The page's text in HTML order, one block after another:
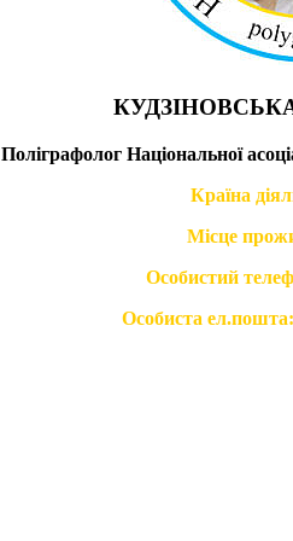
Поліграфолог Національної
Країна
Місце
Особистий
Особиста ел.пошта: